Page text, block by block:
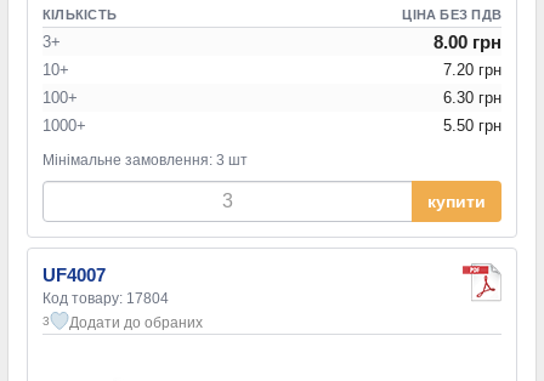
КІЛЬКІСТЬ ЦІНА БЕЗ ПДВ
3+ 8.00 грн
10+
7.20 грн
100+
6.30 грн
1000+
5.50 грн
Мінімальне замовлення: 3 шт
купити
UF4007
Код товару: 17804
3 Додати до обраних